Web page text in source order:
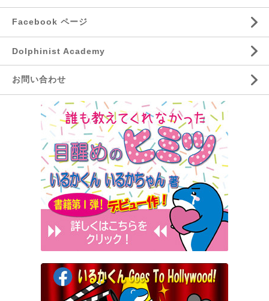
Facebook ページ
Dolphinist Academy
お問い合わせ